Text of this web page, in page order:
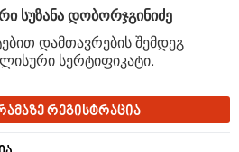
სუზანა დობორჯგინიძე
დამთავრების შემდეგ
სერტიფიკატი.
რეგისტრაცია